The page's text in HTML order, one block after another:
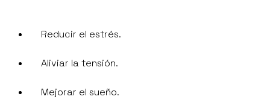
Reducir el estrés.
Aliviar la tensión.
Mejorar el sueño.